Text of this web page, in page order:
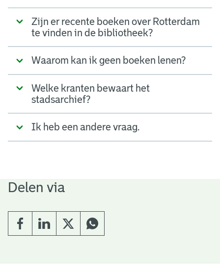
Zijn er recente boeken over Rotterdam
te vinden in de bibliotheek?
Waarom kan ik geen boeken lenen?
Welke kranten bewaart het
stadsarchief?
Ik heb een andere vraag.
Delen via